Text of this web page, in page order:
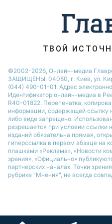
ТВОЙ
©2002-2026, Онлайн-медиа
ЗАЩИЩЕНЫ. 04080, г. Киев, ул.
(044) 490-01-01. Адрес
Идентификатор онлайн-медиа в
R40-01822. Перепечатка,
информации, содержащей ссылку
либо виде запрещено.
разрешается при условии ссылки
изданий обязательна прямая,
гиперссылка в первом абзаце на
плашками «Реклама», «Новости
зрения», «Официально»
партнерских началах. Точки
рубрике "Мнения", не всегда